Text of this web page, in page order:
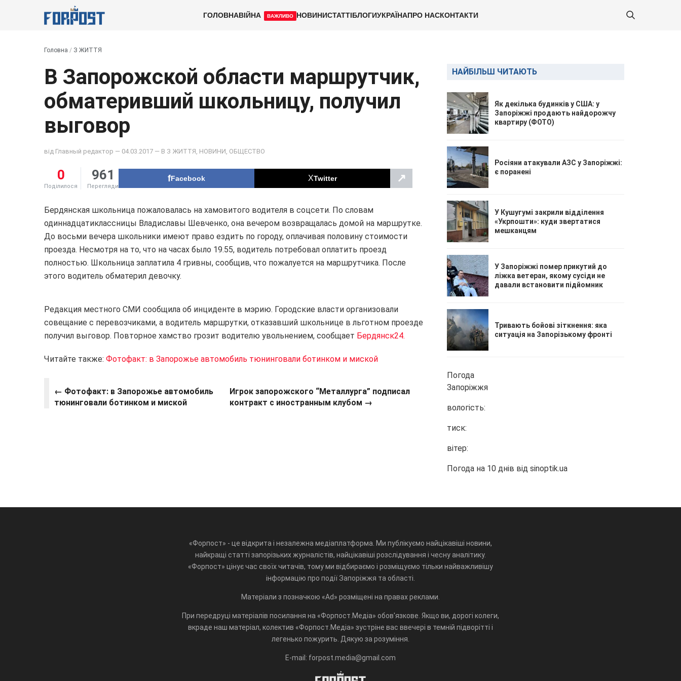
ГОЛОВНАВІЙНА ВАЖЛИВО НОВИНИСТАТТІБЛОГИУКРАЇНАПРО НАСКОНТАКТИ
Головна / З ЖИТТЯ
В Запорожской области маршрутчик,
обматеривший школьницу, получил
выговор
від Главный редактор — 04.03.2017 — В З ЖИТТЯ НОВИНИ ОБЩЕСТВО
0
Поділилося
961
Перегляди
Facebook Twitter ↗
Бердянская школьница пожаловалась на хамовитого водителя в соцсети. По словам
одиннадцатиклассницы Владиславы Шевченко, она вечером возвращалась домой на маршрутке.
До восьми вечера школьники имеют право ездить по городу, оплачивая половину стоимости
проезда. Несмотря на то, что на часах было 19.55, водитель потребовал оплатить проезд
полностью. Школьница заплатила 4 гривны, сообщив, что пожалуется на маршрутчика. После
этого водитель обматерил девочку.
Редакция местного СМИ сообщила об инциденте в мэрию. Городские власти организовали
совещание с перевозчиками, а водитель маршрутки, отказавший школьнице в льготном проезде
получил выговор. Повторное хамство грозит водителю увольнением, сообщает Бердянск24.
Читайте также: Фотофакт: в Запорожье автомобиль тюнинговали ботинком и миской
← Фотофакт: в Запорожье автомобиль
тюнинговали ботинком и миской
Игрок запорожского “Металлурга” подписал
контракт с иностранным клубом →
НАЙБІЛЬШ ЧИТАЮТЬ
Як декілька будинків у США: у
Запоріжжі продають найдорожчу
квартиру (ФОТО)
Росіяни атакували АЗС у Запоріжжі:
є поранені
У Кушугумі закрили відділення
«Укрпошти»: куди звертатися
мешканцям
У Запоріжжі помер прикутий до
ліжка ветеран, якому сусіди не
давали встановити підйомник
Тривають бойові зіткнення: яка
ситуація на Запорізькому фронті
Погода
Запоріжжя
вологість:
тиск:
вітер:
Погода на 10 днів від sinoptik.ua
«Форпост» - це відкрита і незалежна медіаплатформа. Ми публікуємо найцікавіші новини,
найкращі статті запорізьких журналістів, найцікавіші розслідування і чесну аналітику.
«Форпост» цінує час своїх читачів, тому ми відбираємо і розміщуємо тільки найважливішу
інформацію про події Запоріжжя та області.
Матеріали з позначкою «Ad» розміщені на правах реклами.
При передруці матеріалів посилання на «Форпост.Медіа» обов'язкове. Якщо ви, дорогі колеги,
вкраде наш матеріал, колектив «Форпост.Медіа» зустріне вас ввечері в темній підворітті і
легенько пожурить. Дякую за розуміння.
E-mail: forpost.media@gmail.com